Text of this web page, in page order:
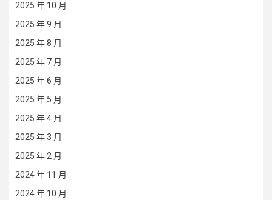
2025 年 10 月
2025 年 9 月
2025 年 8 月
2025 年 7 月
2025 年 6 月
2025 年 5 月
2025 年 4 月
2025 年 3 月
2025 年 2 月
2024 年 11 月
2024 年 10 月